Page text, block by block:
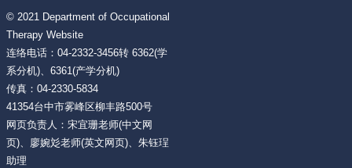
© 2021 Department of Occupational
Therapy Website
连络电话：04-2332-3456转 6362(学
系分机)、6361(产学分机)
传真：04-2330-5834
41354台中市雾峰区柳丰路500号
网页负责人：宋宜珊老师(中文网
页)、廖婉彣老师(英文网页)、朱钰珵
助理